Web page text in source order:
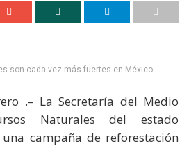
son cada vez más fuertes en México.
.– La Secretaría del Medio
Naturales del estado
una campaña de reforestación